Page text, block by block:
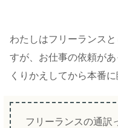
わたしはフリーランス
すが、お仕事の依頼が
くりかえしてから本番に
フリーランスの通訳